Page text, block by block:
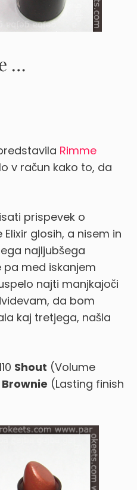
…
Rimme
v račun kako to, da
prispevek o
glosih, a nisem in
najljubšega
pa med iskanjem
najti manjkajoči
da bom
kaj tretjega, našla
Shout (Volume
(Lasting finish